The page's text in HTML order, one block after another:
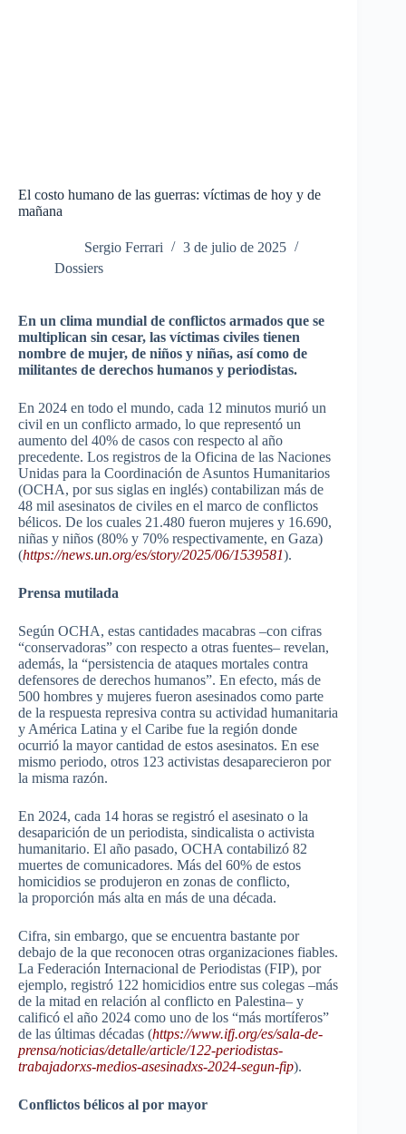
El costo humano de las guerras: víctimas de hoy y de
mañana
Sergio Ferrari
3 de julio de 2025
Dossiers
En un clima mundial de conflictos armados que se
multiplican sin cesar, las víctimas civiles tienen
nombre de mujer, de niños y niñas, así como de
militantes de derechos humanos y periodistas.
En 2024 en todo el mundo, cada 12 minutos murió un
civil en un conflicto armado, lo que representó un
aumento del 40% de casos con respecto al año
precedente. Los registros de la Oficina de las Naciones
Unidas para la Coordinación de Asuntos Humanitarios
(OCHA, por sus siglas en inglés) contabilizan más de
48 mil asesinatos de civiles en el marco de conflictos
bélicos. De los cuales 21.480 fueron mujeres y 16.690,
niñas y niños (80% y 70% respectivamente, en Gaza)
(https://news.un.org/es/story/2025/06/1539581).
Prensa mutilada
Según OCHA, estas cantidades macabras –con cifras
“conservadoras” con respecto a otras fuentes– revelan,
además, la “persistencia de ataques mortales contra
defensores de derechos humanos”. En efecto, más de
500 hombres y mujeres fueron asesinados como parte
de la respuesta represiva contra su actividad humanitaria
y América Latina y el Caribe fue la región donde
ocurrió la mayor cantidad de estos asesinatos. En ese
mismo periodo, otros 123 activistas desaparecieron por
la misma razón.
En 2024, cada 14 horas se registró el asesinato o la
desaparición de un periodista, sindicalista o activista
humanitario. El año pasado, OCHA contabilizó 82
muertes de comunicadores. Más del 60% de estos
homicidios se produjeron en zonas de conflicto,
la proporción más alta en más de una década.
Cifra, sin embargo, que se encuentra bastante por
debajo de la que reconocen otras organizaciones fiables.
La Federación Internacional de Periodistas (FIP), por
ejemplo, registró 122 homicidios entre sus colegas –más
de la mitad en relación al conflicto en Palestina– y
calificó el año 2024 como uno de los “más mortíferos”
de las últimas décadas (https://www.ifj.org/es/sala-de-
prensa/noticias/detalle/article/122-periodistas-
trabajadorxs-medios-asesinadxs-2024-segun-fip).
Conflictos bélicos al por mayor